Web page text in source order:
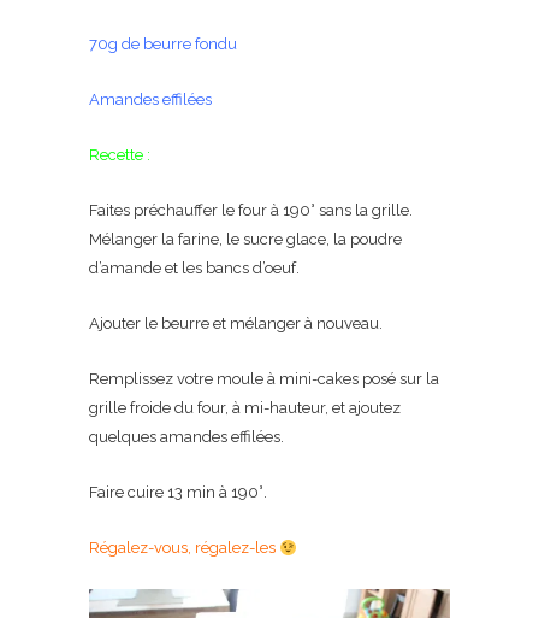
70g de beurre fondu
Amandes effilées
Recette :
Faites préchauffer le four à 190° sans la grille.
Mélanger la farine, le sucre glace, la poudre
d’amande et les bancs d’oeuf.
Ajouter le beurre et mélanger à nouveau.
Remplissez votre moule à mini-cakes posé sur la
grille froide du four, à mi-hauteur, et ajoutez
quelques amandes effilées.
Faire cuire 13 min à 190°.
Régalez-vous, régalez-les